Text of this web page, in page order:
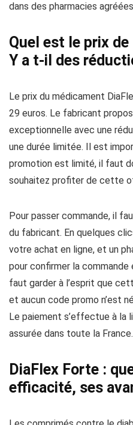
dans des pharmacies
Quel est le prix
Y a t-il des
Le prix du médicament
29 euros. Le fabricant
exceptionnelle avec une
une durée limitée. Il est
promotion est limité, il faut
souhaitez profiter de cette
Pour passer commande, il
du fabricant. En quelques
votre achat en ligne, et un
pour confirmer la
faut garder à l’esprit que
et aucun code promo n’est
Le paiement s’effectue à la
assurée dans toute la France.
DiaFlex Forte :
efficacité, ses